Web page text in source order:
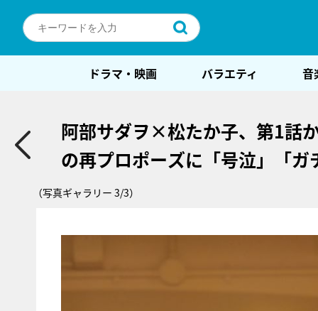
ドラマ・映画 バラエティ 音
阿部サダヲ×松たか子、第1話
の再プロポーズに「号泣」「
（写真ギャラリー 3/3）